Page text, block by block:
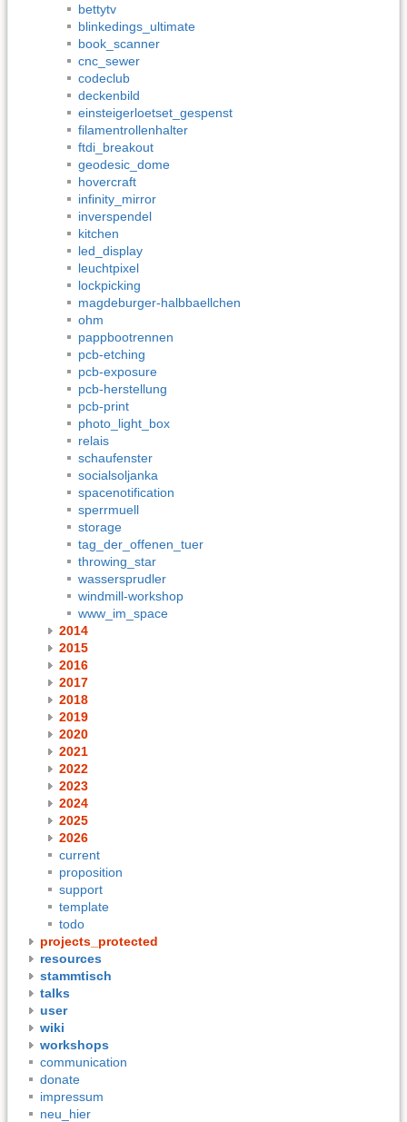
bettytv
blinkedings_ultimate
book_scanner
cnc_sewer
codeclub
deckenbild
einsteigerloetset_gespenst
filamentrollenhalter
ftdi_breakout
geodesic_dome
hovercraft
infinity_mirror
inverspendel
kitchen
led_display
leuchtpixel
lockpicking
magdeburger-halbbaellchen
ohm
pappbootrennen
pcb-etching
pcb-exposure
pcb-herstellung
pcb-print
photo_light_box
relais
schaufenster
socialsoljanka
spacenotification
sperrmuell
storage
tag_der_offenen_tuer
throwing_star
wassersprudler
windmill-workshop
www_im_space
2014
2015
2016
2017
2018
2019
2020
2021
2022
2023
2024
2025
2026
current
proposition
support
template
todo
projects_protected
resources
stammtisch
talks
user
wiki
workshops
communication
donate
impressum
neu_hier